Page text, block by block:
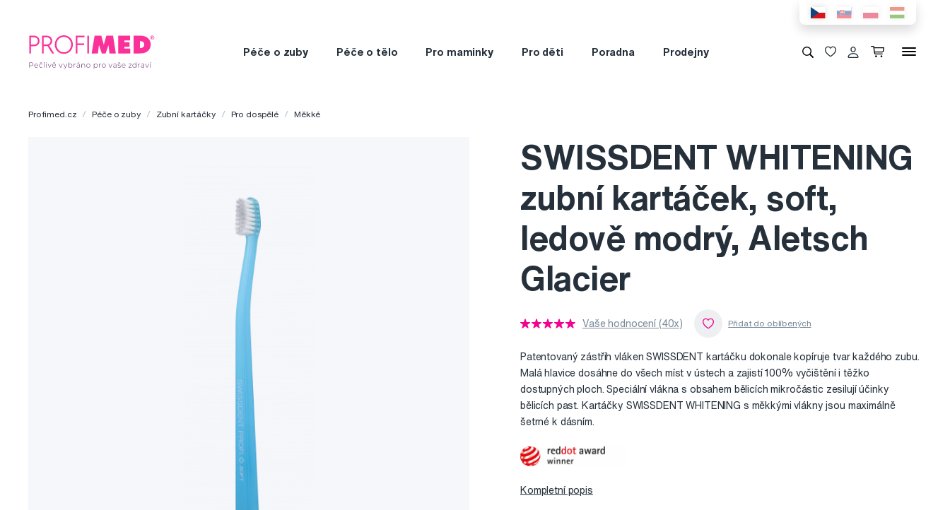
Péče o zuby Péče o tělo Pro maminky Pro děti Poradna Prodejny
Profimed.cz Péče o zuby Zubní kartáčky Pro dospělé Měkké
SWISSDENT WHITENING
zubní kartáček, soft,
ledově modrý, Aletsch
Glacier
Vaše hodnocení (40x)
Patentovaný zástřih vláken SWISSDENT kartáčku dokonale kopíruje tvar každého zubu.
Malá hlavice dosáhne do všech míst v ústech a zajistí 100% vyčištění i těžko
dostupných ploch. Speciální vlákna s obsahem bělicích mikročástic zesilují účinky
bělicích past. Kartáčky SWISSDENT WHITENING s měkkými vlákny jsou maximálně
šetrné k dásním.
Kompletní popis